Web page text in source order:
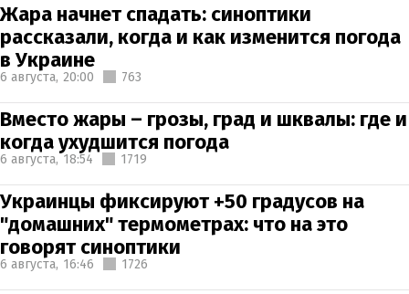
Жара начнет спадать: синоптики
рассказали, когда и как изменится погода
в Украине
6 августа, 20:00 763
Вместо жары – грозы, град и шквалы: где и
когда ухудшится погода
6 августа, 18:54 1719
Украинцы фиксируют +50 градусов на
"домашних" термометрах: что на это
говорят синоптики
6 августа, 16:46 1726